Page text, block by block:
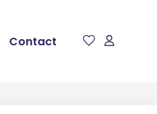
Contact